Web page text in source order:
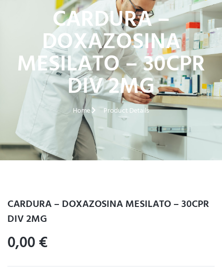
CARDURA –
DOXAZOSINA
MESILATO – 30CPR
DIV 2MG
Home Product Details
CARDURA – DOXAZOSINA MESILATO – 30CPR
DIV 2MG
0,00€